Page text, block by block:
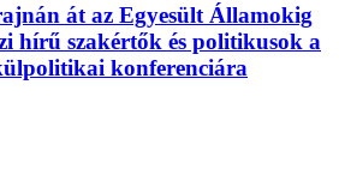
át az Egyesült Államokig
hírű szakértők és politikusok a
konferenciára